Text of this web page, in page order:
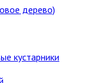
дерево)
кустарники